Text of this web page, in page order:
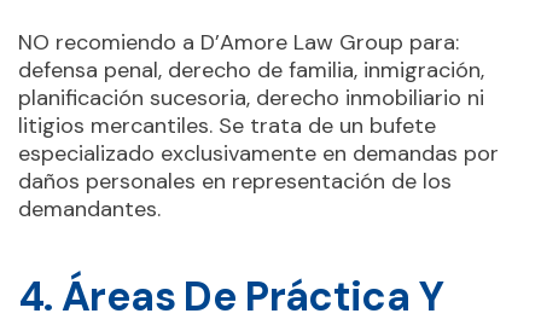
NO recomiendo a D’Amore Law Group para:
defensa penal, derecho de familia, inmigración,
planificación sucesoria, derecho inmobiliario ni
litigios mercantiles. Se trata de un bufete
especializado exclusivamente en demandas por
daños personales en representación de los
demandantes.
4. Áreas De Práctica Y